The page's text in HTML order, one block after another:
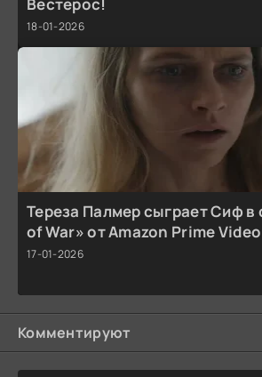
18-01-2026
Тереза Палмер сыграет Сиф в
of War» от Amazon Prime Video
17-01-2026
Комментируют